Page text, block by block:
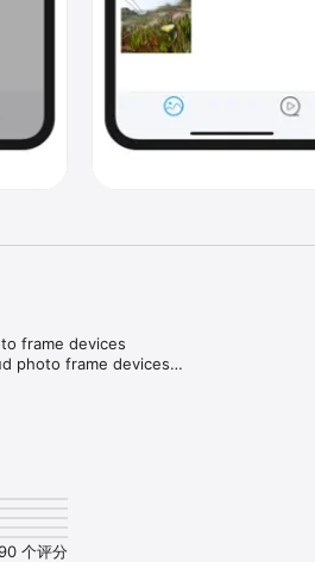
frame devices
photo frame devices
个评分